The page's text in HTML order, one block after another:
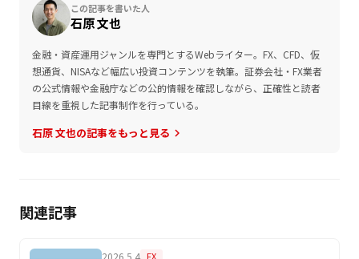
この記事を書いた人
石原 文也
金融・資産運用ジャンルを専門とするWebライター。FX、CFD、仮
想通貨、NISAなど幅広い投資コンテンツを執筆。証券会社・FX業者
の公式情報や金融庁などの公的情報を確認しながら、正確性と読者
目線を重視した記事制作を行っている。
石原 文也の記事をもっと見る keyboard_arrow_right
関連記事
2026.5.4 FX